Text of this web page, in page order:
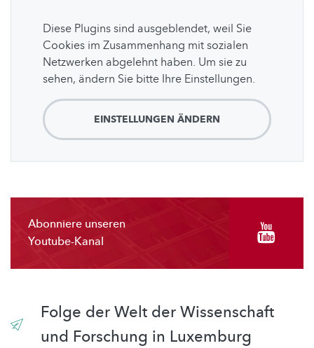
Diese Plugins sind ausgeblendet, weil Sie
Cookies im Zusammenhang mit sozialen
Netzwerken abgelehnt haben. Um sie zu
sehen, ändern Sie bitte Ihre Einstellungen.
EINSTELLUNGEN ÄNDERN
Abonniere unseren
Youtube-Kanal
Folge der Welt der Wissenschaft
und Forschung in Luxemburg